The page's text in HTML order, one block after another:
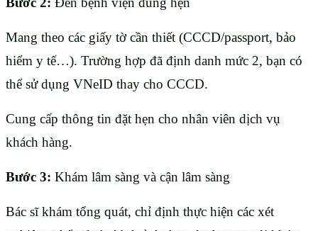
Mang theo các giấy tờ cần thiết (CCCD/passport, bảo
hiểm y tế…). Trường hợp đã định danh mức 2, bạn có
thể sử dụng VNeID thay cho CCCD.
Cung cấp thông tin đặt hẹn cho nhân viên dịch vụ
khách hàng.
Bước 3: Khám lâm sàng và cận lâm sàng
Bác sĩ khám tổng quát, chỉ định thực hiện các xét